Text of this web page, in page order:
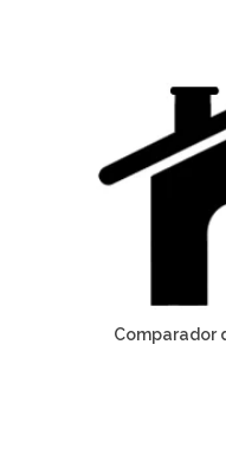
Comparador